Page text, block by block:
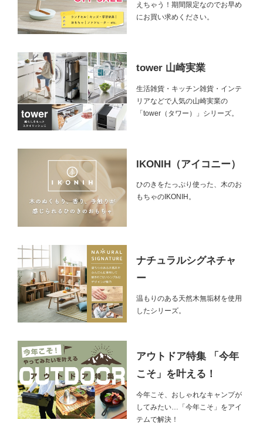
えちゃう！期間限定なのでお早め
にお買い求めください。
tower 山崎実業
生活雑貨・キッチン雑貨・インテ
リアなどで人気の山崎実業の
「tower（タワー）」シリーズ。
IKONIH（アイコニー）
ひのきをたっぷり使った、木のお
もちゃのIKONIH。
ナチュラルシグネチャ
ー
温もりのある天然木無垢材を使用
したシリーズ。
アウトドア特集 「今年
こそ」を叶える！
今年こそ、おしゃれなキャンプが
してみたい…「今年こそ」をアイ
テムで解決！